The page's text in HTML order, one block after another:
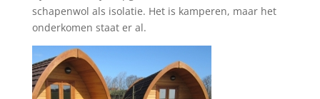
schapenwol als isolatie. Het is kamperen, maar het
onderkomen staat er al.